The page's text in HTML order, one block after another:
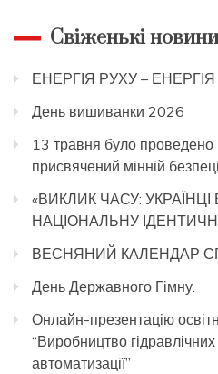
Свіженькі новини
ЕНЕРГІЯ РУХУ – ЕНЕРГІЯ
День вишиванки 2026
13 травня було проведено
присвячений мінній безпеці
«ВИКЛИК ЧАСУ:
НАЦІОНАЛЬНУ
ВЕСНЯНИЙ КАЛЕНДАР
День Державного Гімну.
Онлайн-презентацію
“Виробництво
автоматизації”